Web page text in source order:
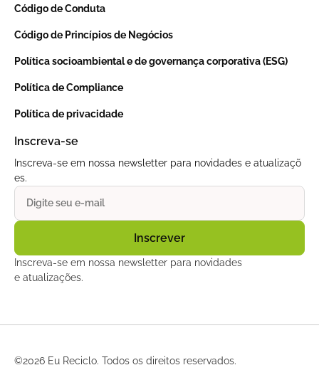
Código de Conduta
Código de Princípios de Negócios
Política socioambiental e de governança corporativa (ESG)
Política de Compliance
Política de privacidade
Inscreva-se
Inscreva-se em nossa newsletter para novidades e atualizaçõ
es.
Inscreva-se em nossa newsletter para novidades
e atualizações.
©2026 Eu Reciclo. Todos os direitos reservados.